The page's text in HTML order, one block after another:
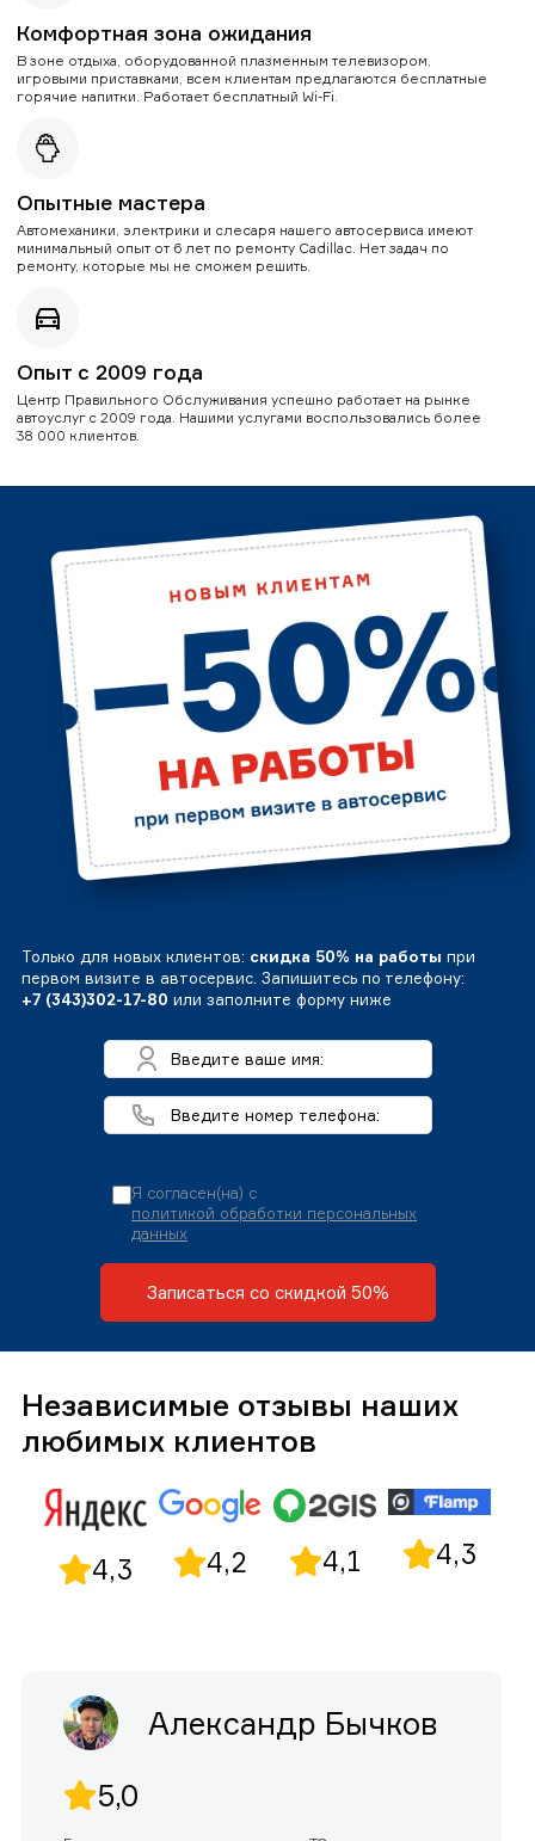
Комфортная зона ожидания
В зоне отдыха, оборудованной плазменным телевизором,
игровыми приставками, всем клиентам предлагаются бесплатные
горячие напитки. Работает бесплатный Wi-Fi.
Опытные мастера
Автомеханики, электрики и слесаря нашего автосервиса имеют
минимальный опыт от 6 лет по ремонту Cadillac. Нет задач по
ремонту, которые мы не сможем решить.
Опыт с 2009 года
Центр Правильного Обслуживания успешно работает на рынке
автоуслуг с 2009 года. Нашими услугами воспользовались более
38 000 клиентов.
Только для новых клиентов: скидка 50% на работы при
первом визите в автосервис. Запишитесь по телефону:
+7 (343)302-17-80 или заполните форму ниже
Я согласен(на) с
политикой обработки персональных
данных
Записаться со скидкой 50%
Независимые отзывы наших
любимых клиентов
4,3 4,2 4,1 4,3
Александр Бычков
5,0